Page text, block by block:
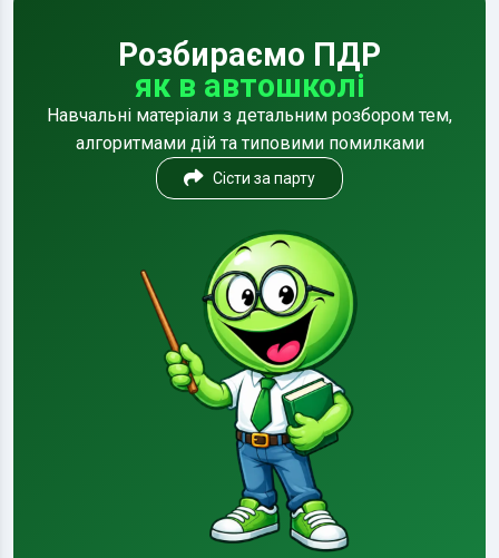
Розбираємо ПДР
як в автошколі
Навчальні матеріали з детальним розбором тем,
алгоритмами дій та типовими помилками
Сісти за парту